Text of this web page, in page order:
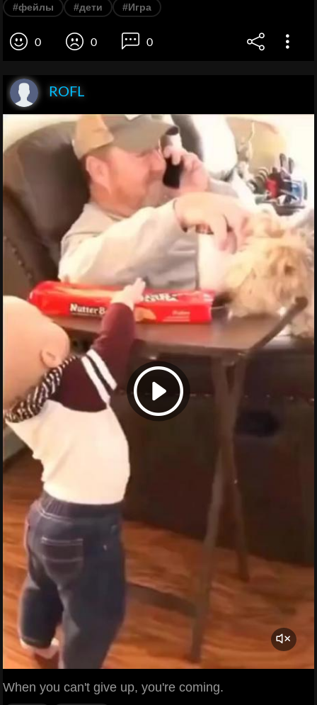
#фейлы #дети #Игра
0 0 0
ROFL
When you can't give up, you're coming.